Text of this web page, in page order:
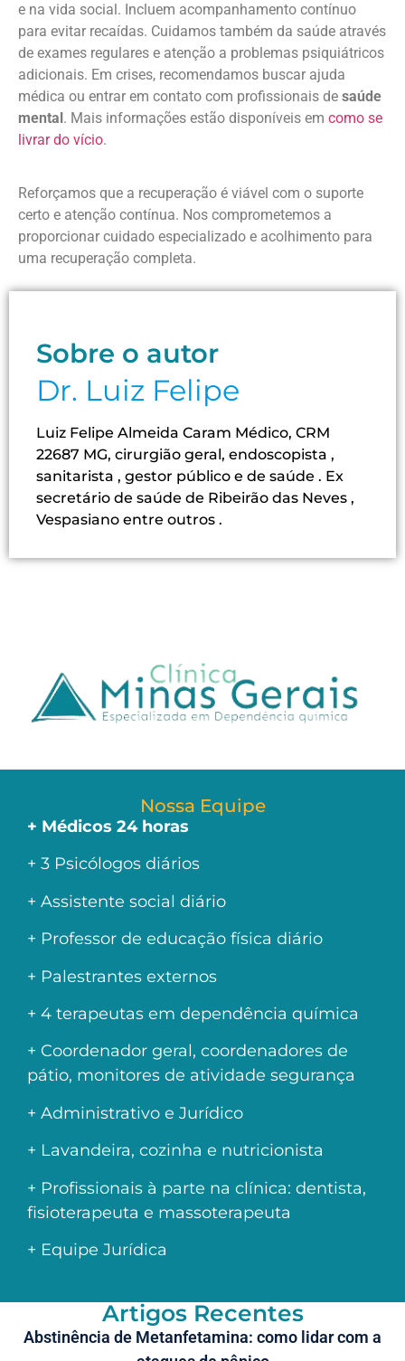
e na vida social. Incluem acompanhamento contínuo
para evitar recaídas. Cuidamos também da saúde através
de exames regulares e atenção a problemas psiquiátricos
adicionais. Em crises, recomendamos buscar ajuda
médica ou entrar em contato com profissionais de saúde
mental . Mais informações estão disponíveis em como se
livrar do vício.
Reforçamos que a recuperação é viável com o suporte
certo e atenção contínua. Nos comprometemos a
proporcionar cuidado especializado e acolhimento para
uma recuperação completa.
Sobre o autor
Dr. Luiz Felipe
Luiz Felipe Almeida Caram Médico, CRM
22687 MG, cirurgião geral, endoscopista ,
sanitarista , gestor público e de saúde . Ex
secretário de saúde de Ribeirão das Neves ,
Vespasiano entre outros .
Nossa Equipe
+ Médicos 24 horas
+ 3 Psicólogos diários
+ Assistente social diário
+ Professor de educação física diário
+ Palestrantes externos
+ 4 terapeutas em dependência química
+ Coordenador geral, coordenadores de
pátio, monitores de atividade segurança
+ Administrativo e Jurídico
+ Lavandeira, cozinha e nutricionista
+ Profissionais à parte na clínica: dentista,
fisioterapeuta e massoterapeuta
+ Equipe Jurídica
Artigos Recentes
Abstinência de Metanfetamina: como lidar com a